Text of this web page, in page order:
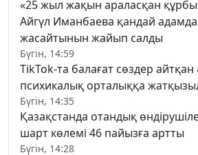
«25 жыл жақын араласқан құрбым
Айгүл Иманбаева қандай
жасайтынын жайып салды
Бүгін, 14:59
TikTok-та балағат сөздер айтқан
психикалық орталыққа
Бүгін, 14:35
Қазақстанда отандық
шарт көлемі 46 пайызға артты
Бүгін, 14:28